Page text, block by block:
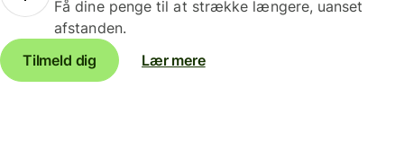
Få dine penge til at strække længere, uanset
afstanden.
Tilmeld dig
Lær mere